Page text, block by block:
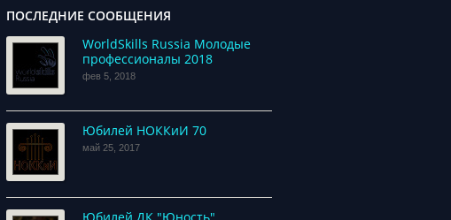
ПОСЛЕДНИЕ СООБЩЕНИЯ
WorldSkills Russia Молодые
профессионалы 2018
фев 5, 2018
Юбилей НОККиИ 70
май 25, 2017